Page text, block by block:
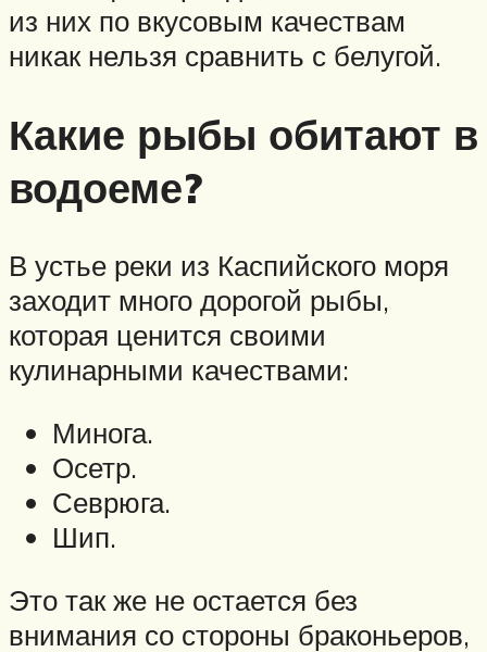
из них по вкусовым качествам
никак нельзя сравнить с белугой.
Какие рыбы обитают в
водоеме?
В устье реки из Каспийского моря
заходит много дорогой рыбы,
которая ценится своими
кулинарными качествами:
Минога.
Осетр.
Севрюга.
Шип.
Это так же не остается без
внимания со стороны браконьеров,